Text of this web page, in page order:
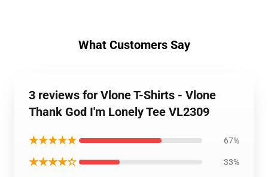
What Customers Say
3 reviews for Vlone T-Shirts - Vlone
Thank God I'm Lonely Tee VL2309
★★★★★ 67%
★★★★☆ 33%